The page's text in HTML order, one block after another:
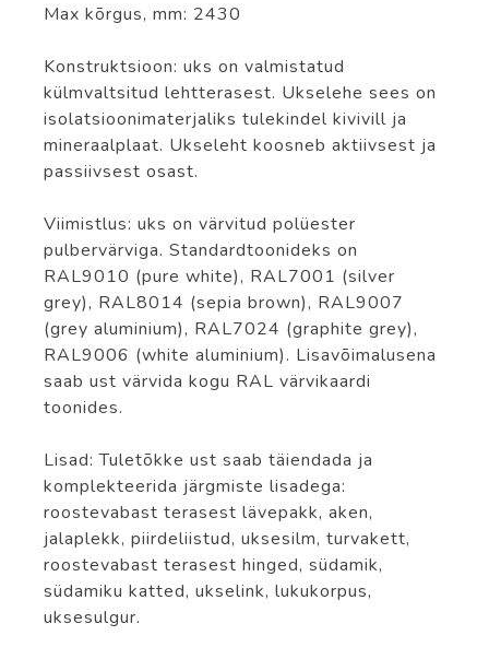
Max kõrgus, mm: 2430
Konstruktsioon: uks on valmistatud
külmvaltsitud lehtterasest. Ukselehe sees on
isolatsioonimaterjaliks tulekindel kivivill ja
mineraalplaat. Ukseleht koosneb aktiivsest ja
passiivsest osast.
Viimistlus: uks on värvitud polüester
pulbervärviga. Standardtoonideks on
RAL9010 (pure white), RAL7001 (silver
grey), RAL8014 (sepia brown), RAL9007
(grey aluminium), RAL7024 (graphite grey),
RAL9006 (white aluminium). Lisavõimalusena
saab ust värvida kogu RAL värvikaardi
toonides.
Lisad: Tuletõkke ust saab täiendada ja
komplekteerida järgmiste lisadega:
roostevabast terasest lävepakk, aken,
jalaplekk, piirdeliistud, uksesilm, turvakett,
roostevabast terasest hinged, südamik,
südamiku katted, ukselink, lukukorpus,
uksesulgur.